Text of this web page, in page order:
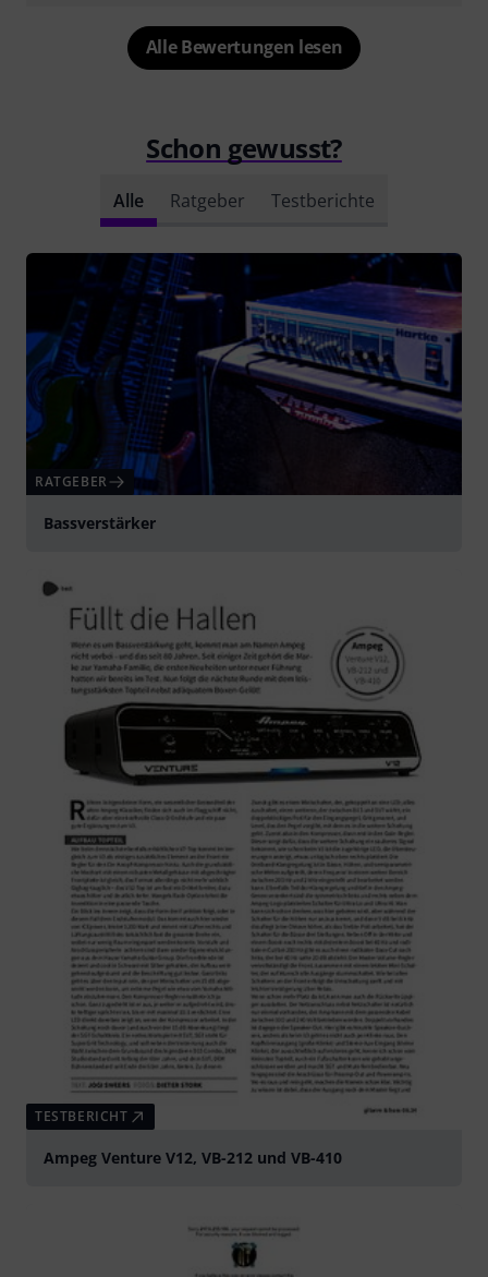
Alle Bewertungen lesen
Schon gewusst?
Alle Ratgeber Testberichte
RATGEBER
Bassverstärker
TESTBERICHT
Ampeg Venture V12, VB-212 und VB-410